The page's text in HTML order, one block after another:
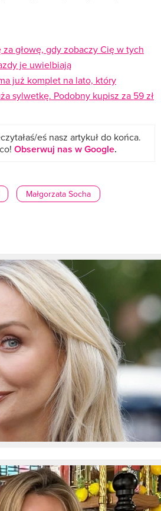
za głowę, gdy zobaczy Cię w tych
je uwielbiają
już komplet na lato, który
sylwetkę. Podobny kupisz za 59 zł
eś nasz artykuł do końca.
Obserwuj nas w Google.
Małgorzata Socha